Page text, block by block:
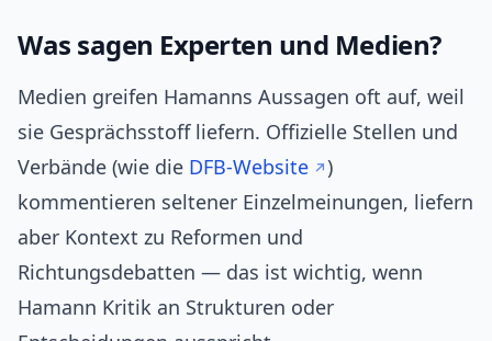
Was sagen Experten und Medien?
Medien greifen Hamanns Aussagen oft auf, weil
sie Gesprächsstoff liefern. Offizielle Stellen und
Verbände (wie die DFB-Website
)
kommentieren seltener Einzelmeinungen, liefern
aber Kontext zu Reformen und
Richtungsdebatten — das ist wichtig, wenn
Hamann Kritik an Strukturen oder